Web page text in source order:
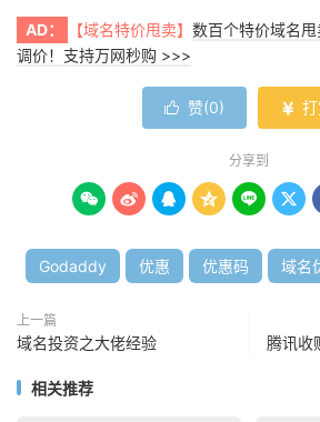
AD： 【域名特价甩卖】 数百个特价域名
调价！支持万网秒购 >>>
 赞(0) 
分享到
     
Godaddy 优惠 优惠码 域名
上一篇
域名投资之大佬经验 腾讯收
相关推荐